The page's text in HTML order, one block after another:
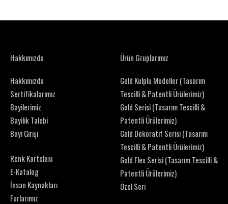
Hakkımızda
Hakkımızda
Sertifikalarımız
Bayilerimiz
Bayilik Talebi
Bayi Girişi
Renk Kartelası
E-Katalog
İnsan Kaynakları
Furlarımız
Ürün Gruplarımız
Gold Kulplu Modeller (Tasarım
Tescilli & Patentli Ürülerimiz)
Gold Serisi (Tasarım Tescilli &
Patentli Ürülerimiz)
Gold Dekoratif Serisi (Tasarım
Tescilli & Patentli Ürülerimiz)
Gold Flex Serisi (Tasarım Tescilli &
Patentli Ürülerimiz)
Özel Seri